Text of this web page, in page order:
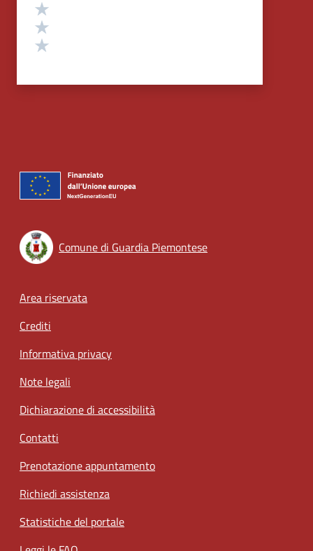
Comune di Guardia Piemontese
Footer menu
Area riservata
Crediti
Informativa privacy
Note legali
Dichiarazione di accessibilità
Contatti
Prenotazione appuntamento
Richiedi assistenza
Statistiche del portale